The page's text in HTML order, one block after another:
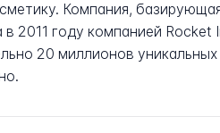
Компания,
2011 году компанией Rocket
20 миллионов уникальных